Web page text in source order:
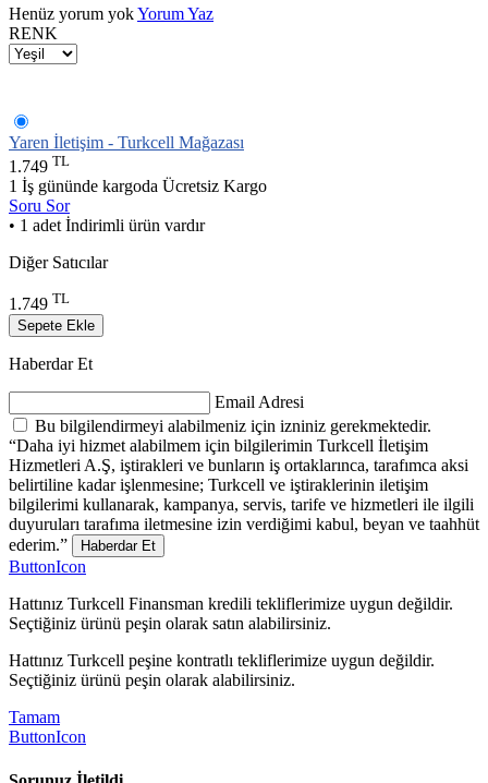
Henüz yorum yokYorum Yaz
RENK
Yaren İletişim - Turkcell Mağazası
1.749 TL
1 İş gününde kargoda Ücretsiz Kargo
Soru Sor
• 1 adet İndirimli ürün vardır
Diğer Satıcılar
1.749 TL
Sepete Ekle
Haberdar Et
Email Adresi
Bu bilgilendirmeyi alabilmeniz için izniniz gerekmektedir.
“Daha iyi hizmet alabilmem için bilgilerimin Turkcell İletişim
Hizmetleri A.Ş, iştirakleri ve bunların iş ortaklarınca, tarafımca aksi
belirtiline kadar işlenmesine; Turkcell ve iştiraklerinin iletişim
bilgilerimi kullanarak, kampanya, servis, tarife ve hizmetleri ile ilgili
duyuruları tarafıma iletmesine izin verdiğimi kabul, beyan ve taahhüt
ederim.”
Haberdar Et
ButtonIcon
Hattınız Turkcell Finansman kredili tekliflerimize uygun değildir.
Seçtiğiniz ürünü peşin olarak satın alabilirsiniz.
Hattınız Turkcell peşine kontratlı tekliflerimize uygun değildir.
Seçtiğiniz ürünü peşin olarak alabilirsiniz.
Tamam
ButtonIcon